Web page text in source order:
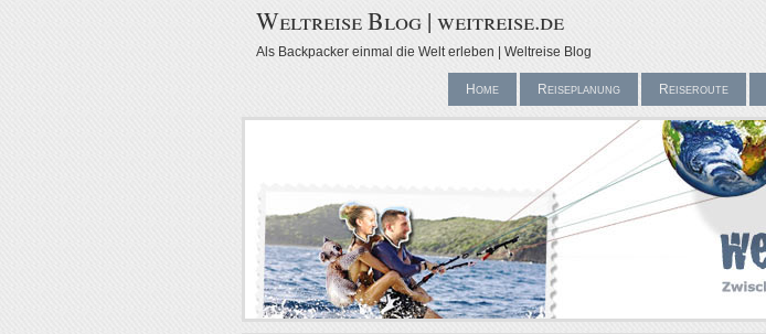
Weltreise Blog | weitreise.de
Als Backpacker einmal die Welt erleben | Weltreise Blog
Home Reiseplanung Reiseroute